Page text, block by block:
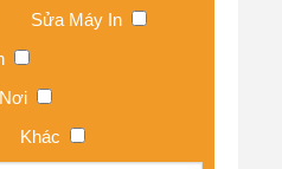
Sửa Máy In
Khác